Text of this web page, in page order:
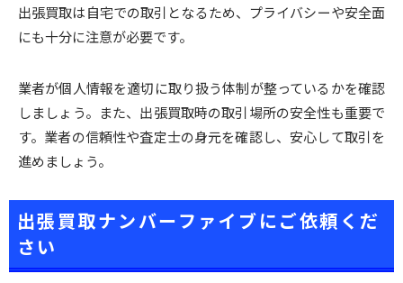
出張買取は自宅での取引となるため、プライバシーや安全面
にも十分に注意が必要です。
業者が個人情報を適切に取り扱う体制が整っているかを確認
しましょう。また、出張買取時の取引場所の安全性も重要で
す。業者の信頼性や査定士の身元を確認し、安心して取引を
進めましょう。
出張買取ナンバーファイブにご依頼くだ
さい